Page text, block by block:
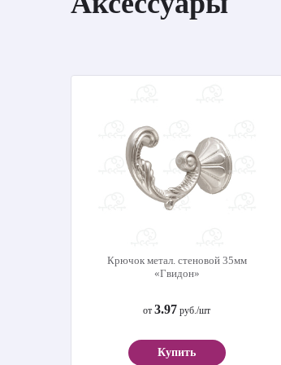
Крючок метал. стеновой 35мм
«Гвидон»
от3.97 руб./шт
Купить